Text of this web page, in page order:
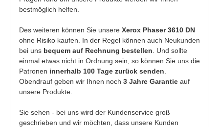
bestmöglich helfen.
Des weiteren können Sie unsere Xerox Phaser 3610 DN
ohne Risiko kaufen. In der Regel können auch Neukunden
bei uns bequem auf Rechnung bestellen . Und sollte
einmal etwas nicht in Ordnung sein, so können Sie uns die
Patronen innerhalb 100 Tage zurück senden
Obendrauf geben wir Ihnen noch 3 Jahre Garantie auf
unsere Produkte.
Sie sehen - bei uns wird der Kundenservice groß
geschrieben und wir möchten, dass unsere Kunden